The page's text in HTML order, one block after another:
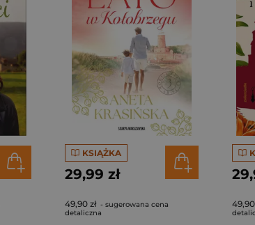
KSIĄŻKA
29,99 zł
49,90 zł - sugerowana cena
detaliczna
49,90